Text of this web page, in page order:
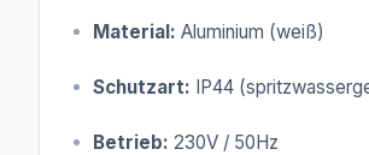
Material: Aluminium (weiß)
Schutzart: IP44
Betrieb: 230V / 50Hz